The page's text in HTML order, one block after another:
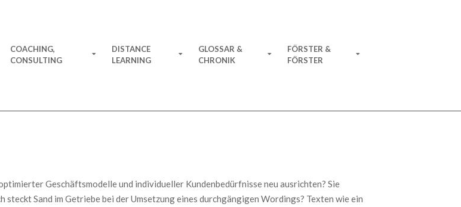
Navigation
COACHING,
CONSULTING
DISTANCE
LEARNING
GLOSSAR &
CHRONIK
FÖRSTER &
FÖRSTER
Geschäftsmodelle und individueller Kundenbedürfnisse neu ausrichten? Sie
Sand im Getriebe bei der Umsetzung eines durchgängigen Wordings? Texten wie ein